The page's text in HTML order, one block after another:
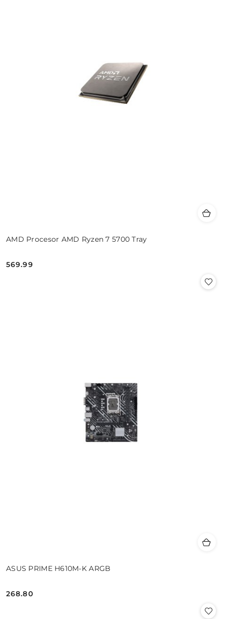
AMD Procesor AMD Ryzen 7 5700 Tray
Cena:
569.99
ASUS PRIME H610M-K ARGB
Cena:
268.80